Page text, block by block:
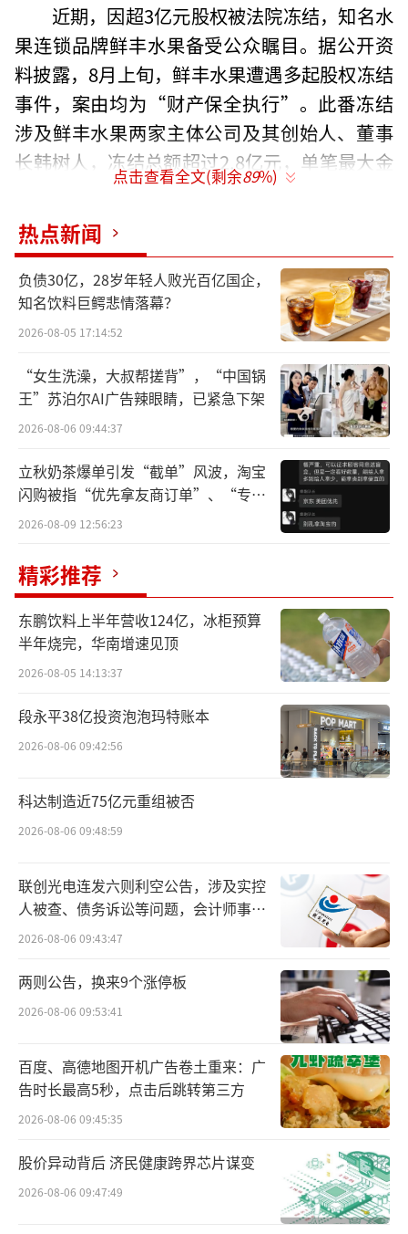
近期，因超3亿元股权被法院冻结，知名水
果连锁品牌鲜丰水果备受公众瞩目。据公开资
料披露，8月上旬，鲜丰水果遭遇多起股权冻结
事件，案由均为“财产保全执行”。此番冻结
涉及鲜丰水果两家主体公司及其创始人、董事
长韩树人，冻结总额超过2.8亿元，单笔最大金
额为1.5亿元。其中还包括鲜丰水果此前投资认
养一头牛所持有的386万元股权，冻结日期从今
年8月7日开始，至2027年8月6日结束。
鲜丰水果总部位于杭州，创始人韩树人早
在1997年便开始沿街推三轮车卖水果，2004
一家门店，并取名群丰大果园。
两年后，在开了四家水果超市后，韩树人
正式注册成立公司，取名“鲜丰水果”。成立
至今，鲜丰水果已发展成为旗下拥有鲜丰水
果、水果码头、鲜果码头、杨果铺四大品牌的
400家门店，业务主要覆盖江浙沪皖渝川豫闽津
等地区。
在我国水果零售行业中，流传着“南百
果、北鲜丰、西洪九”的美誉。然而，截至目
前，相较于2022年9月在港交所成功上市的洪九
果品，以及2023年1月顺利登陆资本市场的百果
园，被誉为“果业三巨头”之一的鲜丰水果，
在拥抱资本市场的道路上依旧未能如愿以偿。
如今，正值鲜丰水果筹备上市的紧要关
头，却面临着近3亿元的股权冻结困境，这无疑
给其原本就充满挑战的上市之路增添了一层厚
重的阴霾，使得前景更加扑朔迷离。
近3亿元股权遭冻结
根据天眼查信息，目前，与鲜丰水果相关
有8条股权冻结记录，冻结股权数额超过2.8亿
元，执行法院均为杭州市余杭区人民法院，冻
结期限为3年，执行事项均系公示冻结股权、其
点击查看全文(剩余89%)
热点新闻
负债30亿，28岁年轻人败光百亿国企，
知名饮料巨鳄悲情落幕？
2026-08-05 17:14:52
“女生洗澡，大叔帮搓背”，“中国锅
王”苏泊尔AI广告辣眼睛，已紧急下架
2026-08-06 09:44:37
立秋奶茶爆单引发“截单”风波，淘宝
闪购被指“优先拿友商订单”、“专挑
贵的拿”
2026-08-09 12:56:23
精彩推荐
东鹏饮料上半年营收124亿，冰柜预算
半年烧完，华南增速见顶
2026-08-05 14:13:37
段永平38亿投资泡泡玛特账本
2026-08-06 09:42:56
科达制造近75亿元重组被否
2026-08-06 09:48:59
联创光电连发六则利空公告，涉及实控
人被查、债务诉讼等问题，会计师事务
所曾出具“保留意见”
2026-08-06 09:43:47
两则公告，换来9个涨停板
2026-08-06 09:53:41
百度、高德地图开机广告卷土重来：广
告时长最高5秒，点击后跳转第三方
2026-08-06 09:45:35
股价异动背后 济民健康跨界芯片谋变
2026-08-06 09:47:49